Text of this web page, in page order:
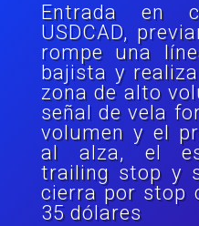
Entrada en
USDCAD,
rompe una
bajista y
zona de alto
señal de vela
volumen y el
al alza, el
trailing stop y
cierra por stop
35 dólares